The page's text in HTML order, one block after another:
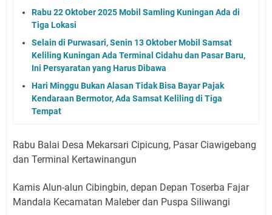
Rabu 22 Oktober 2025 Mobil Samling Kuningan Ada di
Tiga Lokasi
Selain di Purwasari, Senin 13 Oktober Mobil Samsat
Keliling Kuningan Ada Terminal Cidahu dan Pasar Baru,
Ini Persyaratan yang Harus Dibawa
Hari Minggu Bukan Alasan Tidak Bisa Bayar Pajak
Kendaraan Bermotor, Ada Samsat Keliling di Tiga
Tempat
Rabu Balai Desa Mekarsari Cipicung, Pasar Ciawigebang
dan Terminal Kertawinangun
Kamis Alun-alun Cibingbin, depan Depan Toserba Fajar
Mandala Kecamatan Maleber dan Puspa Siliwangi